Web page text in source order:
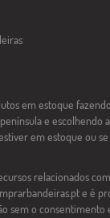
em estoque
e escolhendo
em estoque ou
relacionados
e é
sem o consentimento